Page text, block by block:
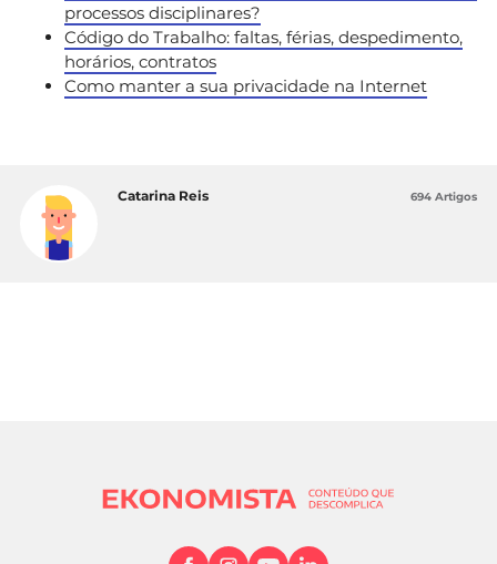
processos disciplinares?
Código do Trabalho: faltas, férias, despedimento,
horários, contratos
Como manter a sua privacidade na Internet
Catarina Reis 694 Artigos